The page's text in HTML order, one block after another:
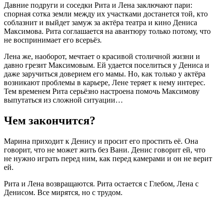
Давние подруги и соседки Рита и Лена заключают пари:
спорная сотка земли между их участками достанется той, кто
соблазнит и выйдет замуж за актёра театра и кино Дениса
Максимова. Рита соглашается на авантюру только потому, что
не воспринимает его всерьёз.
Лена же, наоборот, мечтает о красивой столичной жизни и
давно грезит Максимовым. Ей удается поселиться у Дениса и
даже заручиться доверием его мамы. Но, как только у актёра
возникают проблемы в карьере, Лене теряет к нему интерес.
Тем временем Рита серьёзно настроена помочь Максимову
выпутаться из сложной ситуации…
Чем закончится?
Марина приходит к Денису и просит его простить её. Она
говорит, что не может жить без Вани. Денис говорит ей, что
не нужно играть перед ним, как перед камерами и он не верит
ей.
Рита и Лена возвращаются. Рита остается с Глебом, Лена с
Денисом. Все мирятся, но с трудом.